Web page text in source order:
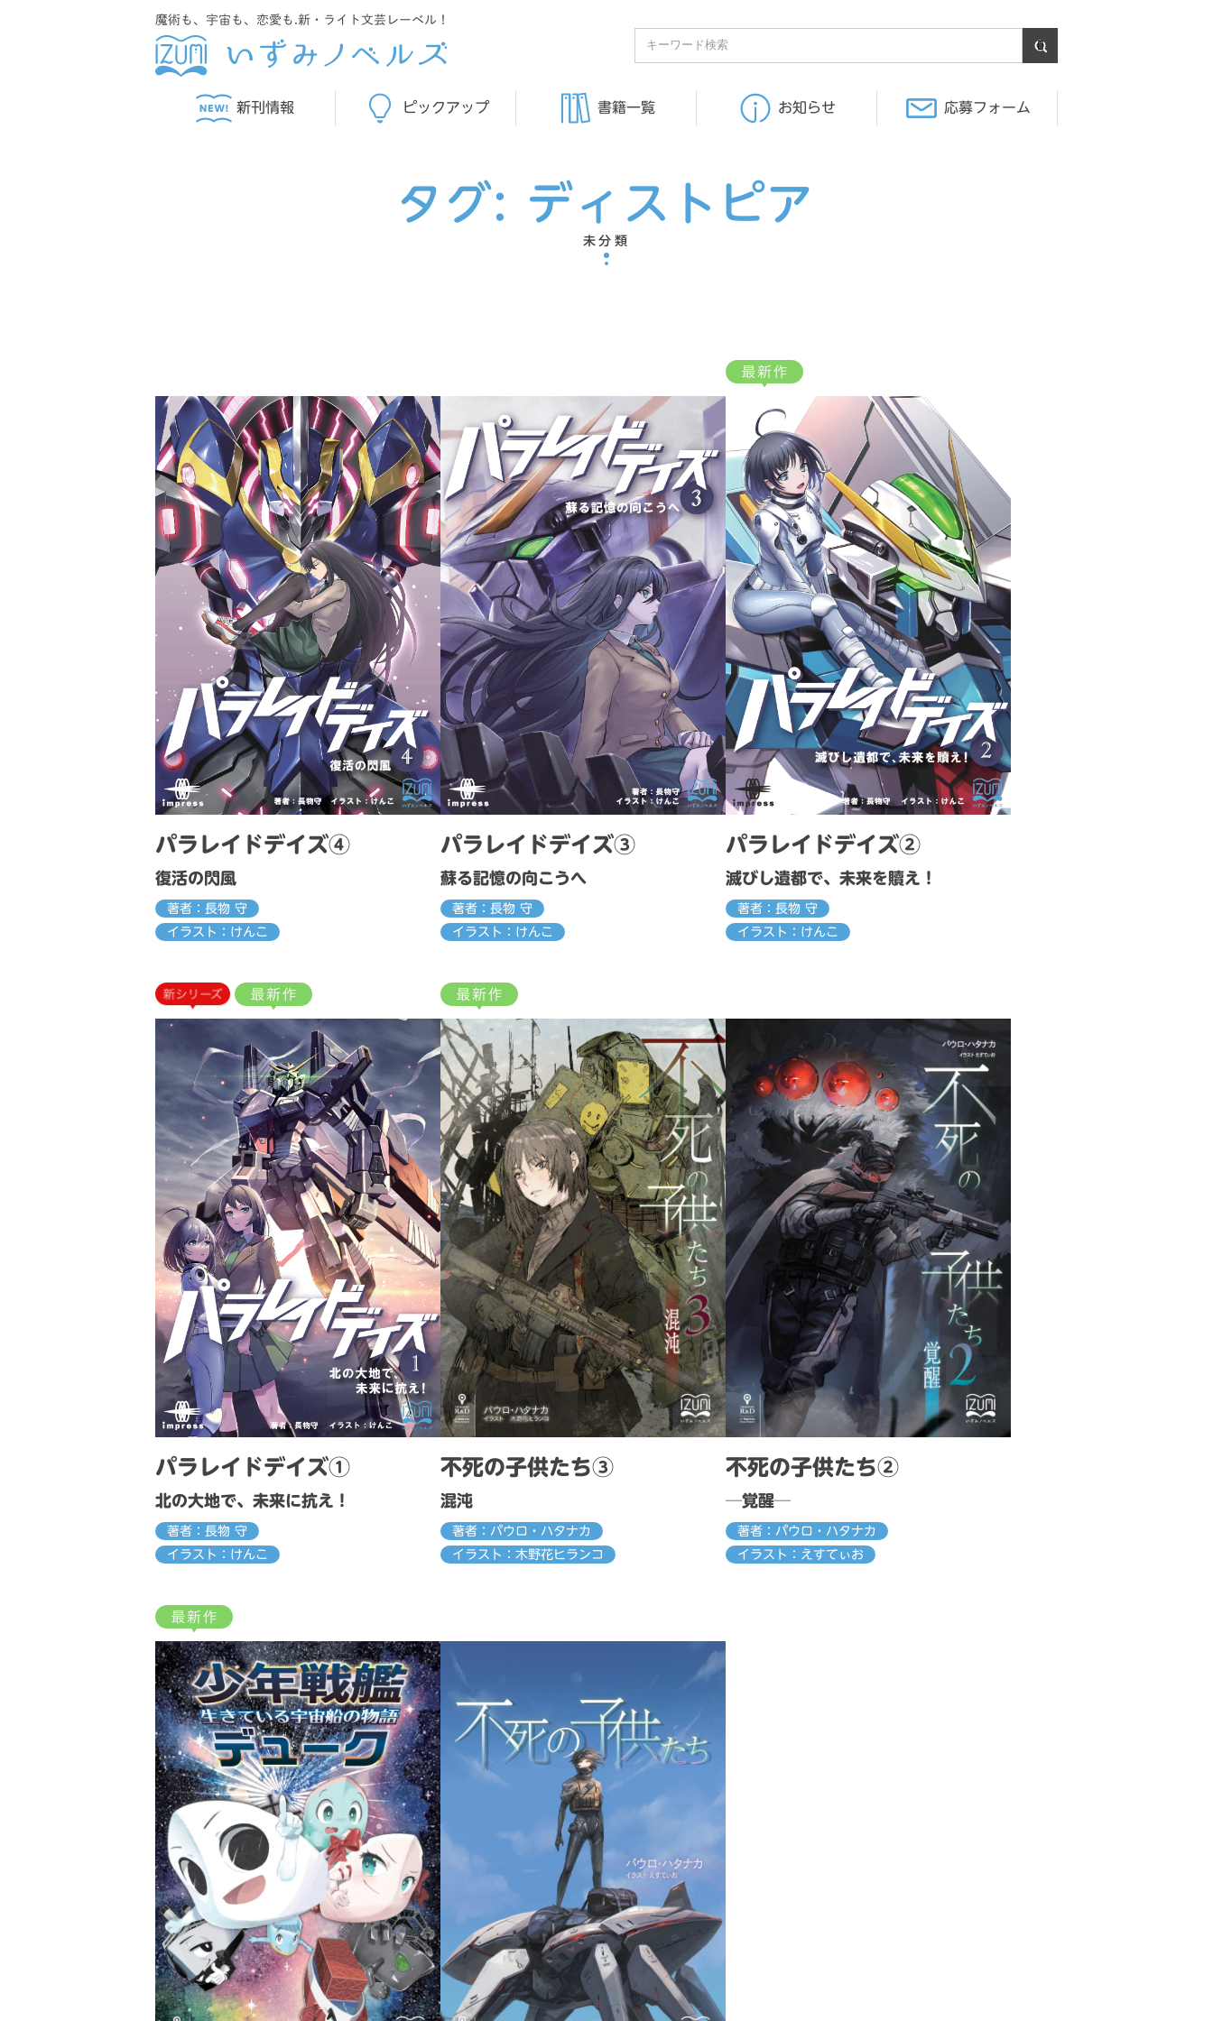
魔術も、宇宙も、恋愛も.新・ライト文芸レーベル！
新刊情報 ピックアップ 書籍一覧 お知らせ 応募フォーム
タグ: ディストピア
未分類
パラレイドデイズ④
復活の閃風
著者：長物 守
イラスト：けんこ
パラレイドデイズ③
蘇る記憶の向こうへ
著者：長物 守
イラスト：けんこ
パラレイドデイズ②
滅びし遺都で、未来を贖え！
著者：長物 守
イラスト：けんこ
パラレイドデイズ①
北の大地で、未来に抗え！
著者：長物 守
イラスト：けんこ
不死の子供たち③
混沌
著者：パウロ・ハタナカ
イラスト：木野花ヒランコ
不死の子供たち②
─覚醒─
著者：パウロ・ハタナカ
イラスト：えすてぃお